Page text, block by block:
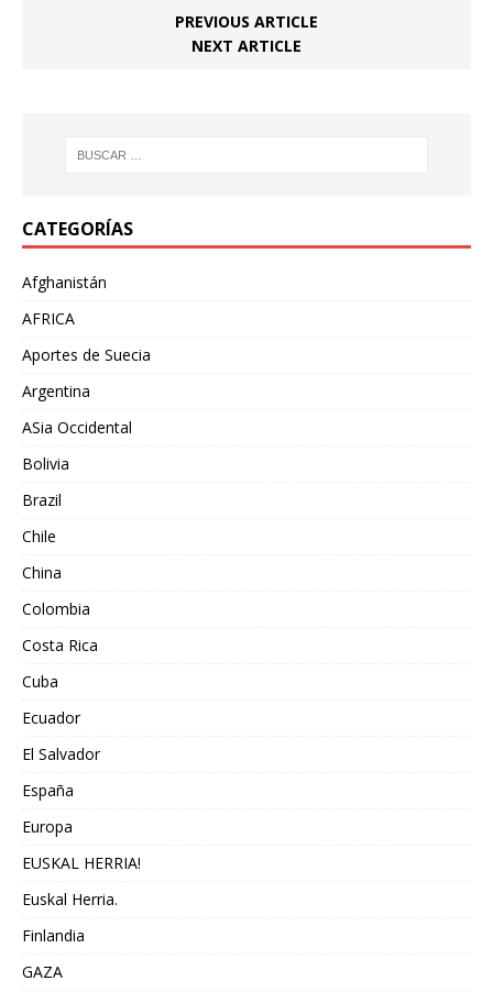
PREVIOUS ARTICLE
NEXT ARTICLE
CATEGORÍAS
Afghanistán
AFRICA
Aportes de Suecia
Argentina
ASia Occidental
Bolivia
Brazil
Chile
China
Colombia
Costa Rica
Cuba
Ecuador
El Salvador
España
Europa
EUSKAL HERRIA!
Euskal Herria.
Finlandia
GAZA